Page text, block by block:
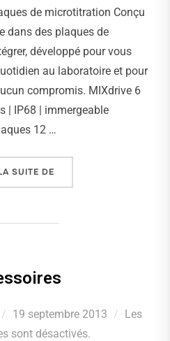
de microtitration Conçu
dans des plaques de
développé pour vous
au laboratoire et pour
compromis. MIXdrive 6
| IP68 | immergeable
12 …
SUITE DE
Publié
le
19 septembre 2013
Les
sont désactivés.